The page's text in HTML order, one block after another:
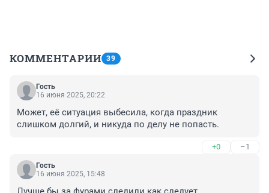
КОММЕНТАРИИ 39
Гость
16 июня 2025, 20:22
Может, её ситуация выбесила, когда праздник
слишком долгий, и никуда по делу не попасть.
+0 –1
Гость
16 июня 2025, 15:48